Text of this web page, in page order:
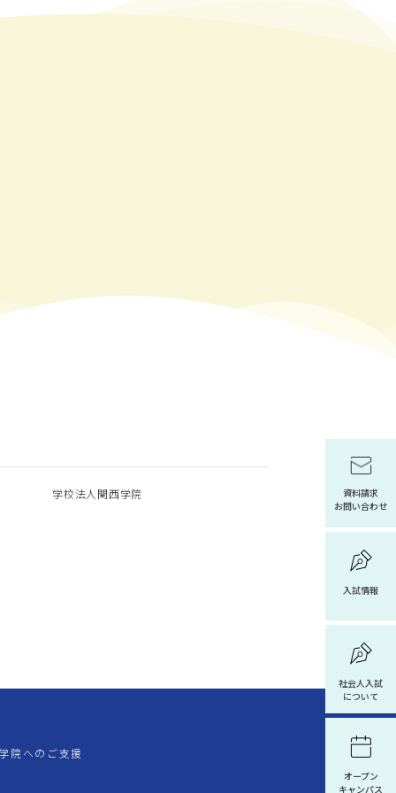
資料請求
お問い合わせ
入試情報
社会人入試
について
オープン
キャンパス
学校法人関西学院
院へのご支援